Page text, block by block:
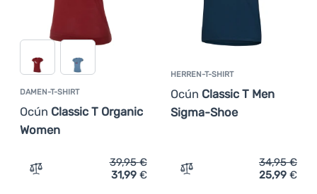
DAMEN-T-SHIRT
Ocún Classic T Organic
Women
Zum Vergleich 'Damen-T-Shirt Ocún Classic T Organic
39,95€
31,99 €
HERREN-T-SHIRT
Ocún Classic T Men
Sigma-Shoe
Zum Vergleich 'Herren-T-
34,95€
25,99 €